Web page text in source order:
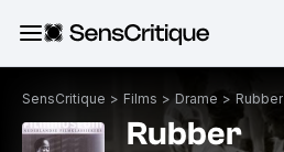
SensCritique > Films > Drame > Rubber
Rubber